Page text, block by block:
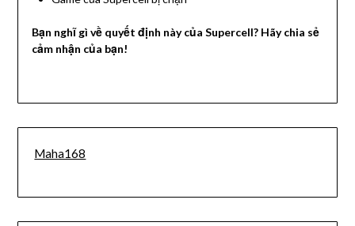
Bạn nghĩ gì về quyết định này của Supercell? Hãy chia sẻ
cảm nhận của bạn!
Maha168